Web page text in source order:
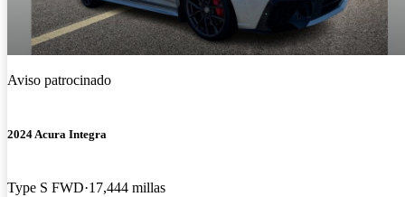
Aviso patrocinado
2024 Acura Integra
Type S FWD 17,444 millas